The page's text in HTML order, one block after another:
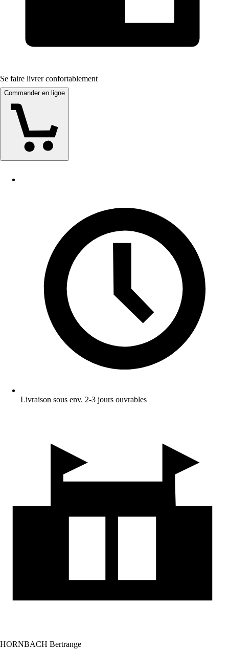
Se faire livrer confortablement
Commander en ligne
Livraison sous env. 2-3 jours ouvrables
HORNBACH Bertrange